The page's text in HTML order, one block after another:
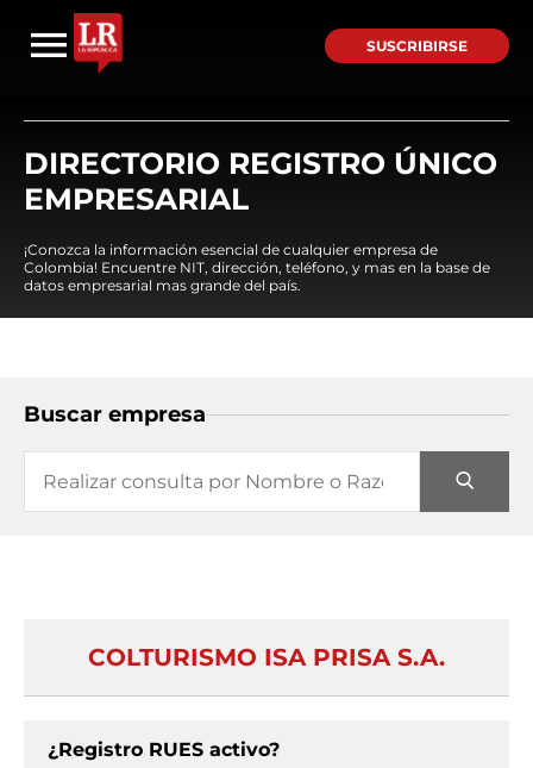
SUSCRIBIRSE
DIRECTORIO REGISTRO ÚNICO
EMPRESARIAL
¡Conozca la información esencial de cualquier empresa de
Colombia! Encuentre NIT, dirección, teléfono, y mas en la base de
datos empresarial mas grande del país.
Buscar empresa
COLTURISMO ISA PRISA S.A.
¿Registro RUES activo?